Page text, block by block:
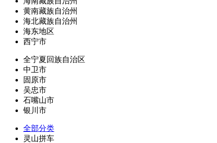
黄南藏族自治州
海北藏族自治州
海东地区
西宁市
全宁夏回族自治区
中卫市
固原市
吴忠市
石嘴山市
银川市
全部分类
灵山拼车